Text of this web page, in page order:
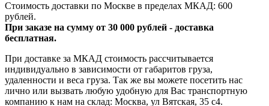
Стоимость доставки по Москве в пределах МКАД: 600
рублей.
При заказе на сумму от 30 000 рублей - доставка
бесплатная.
При доставке за МКАД стоимость рассчитывается
индивидуально в зависимости от габаритов груза,
удаленности и веса груза. Так же вы можете посетить нас
лично или вызвать любую удобную для Вас транспортную
компанию к нам на склад: Москва, ул Вятская, 35 c4.